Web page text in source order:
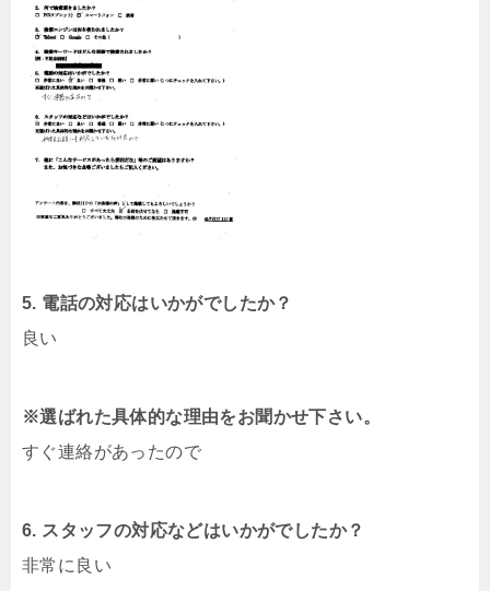
5. 電話の対応はいかがでしたか？
良い
※選ばれた具体的な理由をお聞かせ下さい。
すぐ連絡があったので
6. スタッフの対応などはいかがでしたか？
非常に良い